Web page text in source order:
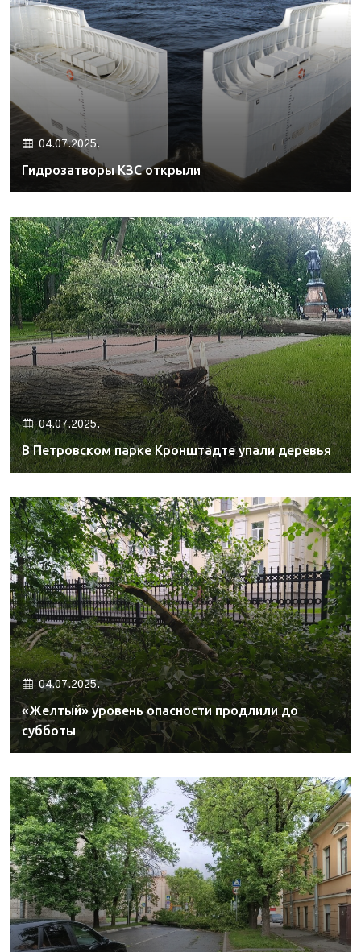
04.07.2025.
Гидрозатворы КЗС открыли
04.07.2025.
В Петровском парке Кронштадте упали деревья
04.07.2025.
«Желтый» уровень опасности продлили до
субботы